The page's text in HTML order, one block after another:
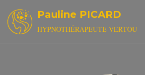
Pauline PICARD
HYPNOTHÉRAPEUTE VERTOU